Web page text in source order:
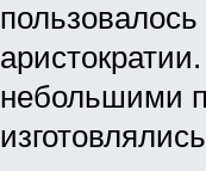
небольшими